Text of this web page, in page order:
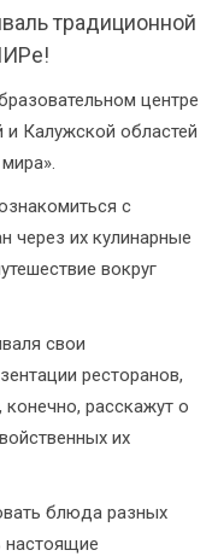
традиционной
центре
Калужской областей
с
через их кулинарные
вокруг
свои
ресторанов,
расскажут о
их
блюда разных
настоящие